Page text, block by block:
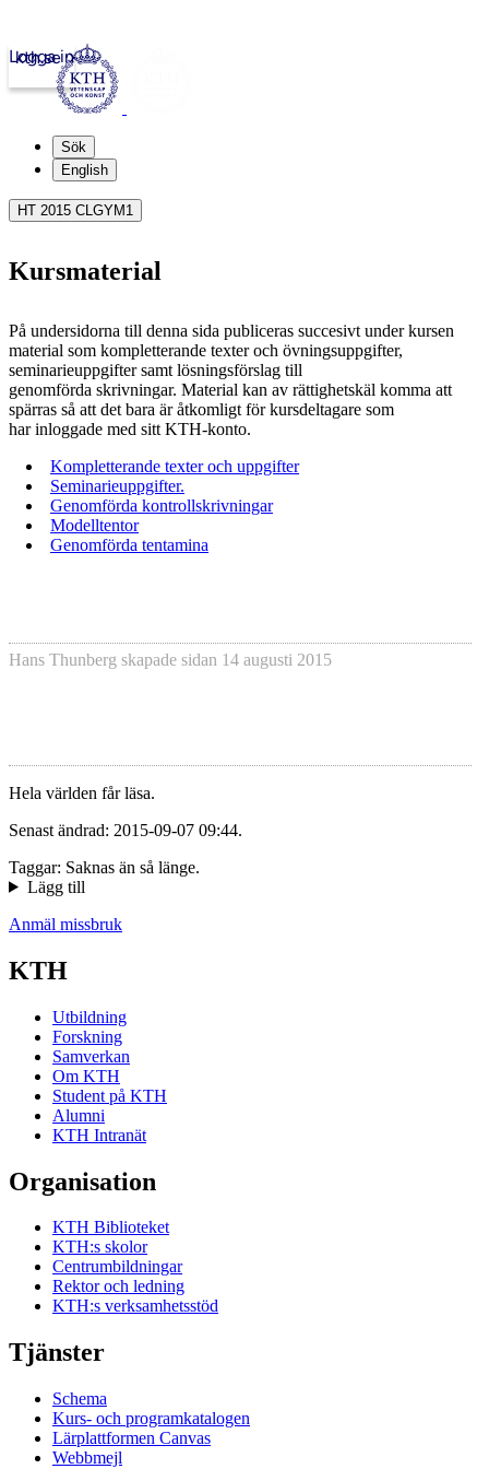
kth.se
Logga in
Sök
English
HT 2015 CLGYM1
Kursmaterial
På undersidorna till denna sida publiceras succesivt under kursen
material som kompletterande texter och övningsuppgifter,
seminarieuppgifter samt lösningsförslag till
genomförda skrivningar. Material kan av rättighetskäl komma att
spärras så att det bara är åtkomligt för kursdeltagare som
har inloggade med sitt KTH-konto.
Kompletterande texter och uppgifter
Seminarieuppgifter.
Genomförda kontrollskrivningar
Modelltentor
Genomförda tentamina
Hans Thunberg skapade sidan 14 augusti 2015
Hela världen får läsa.
Senast ändrad: 2015-09-07 09:44.
Taggar: Saknas än så länge.
Lägg till
Anmäl missbruk
KTH
Utbildning
Forskning
Samverkan
Om KTH
Student på KTH
Alumni
KTH Intranät
Organisation
KTH Biblioteket
KTH:s skolor
Centrumbildningar
Rektor och ledning
KTH:s verksamhetsstöd
Tjänster
Schema
Kurs- och programkatalogen
Lärplattformen Canvas
Webbmejl